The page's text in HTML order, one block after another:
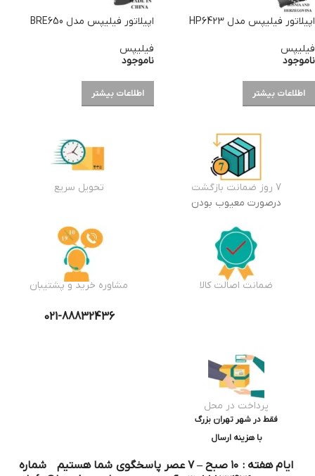
اپیلاتور فیلیپس مدل HP6423
فیلیپس
ناموجود
اطلاعات بیشتر
اپیلاتور فیلیپس مدل BRE650
فیلیپس
ناموجود
اطلاعات بیشتر
7 روز ضمانت بازگشت
درصورت معیوب بودن
تحویل سریع
ضمانت اصالت کالا مشاوره خرید و پشتیبان
021-88832436
پرداخت در محل
فقط در شهر تهران بزرگ
با هزینه ارسال
ایام هفته : ۱۰ صبح – ۷ عصر پاسخگوی شما هستیم شماره